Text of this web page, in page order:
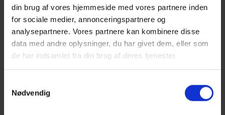
din brug af vores hjemmeside med vores partnere inden
for sociale medier, annonceringspartnere og
analysepartnere. Vores partnere kan kombinere disse
data med andre oplysninger, du har givet dem, eller som
de har indsamlet fra din brug af deres tjenester.
Nødvendig
Fastsættelse af kontingent, jf. § 4.
Nedsættelse af bestyrelse, jf. § 8.
Valg af statsautoriseret eller registreret
revisor, jf. § 11.
Behandling af indkomne forslag, jf. § 7.
Forslag til behandling på